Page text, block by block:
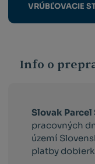
VRÚBĽOVACIE
Info o
Slovak Parcel
pracovných
území
platby